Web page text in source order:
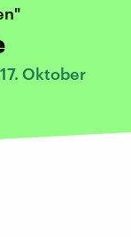
Oktober